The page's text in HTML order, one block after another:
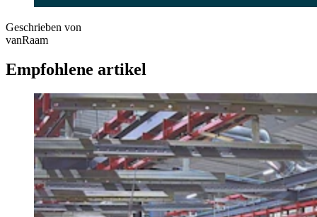
Geschrieben von
vanRaam
Empfohlene artikel